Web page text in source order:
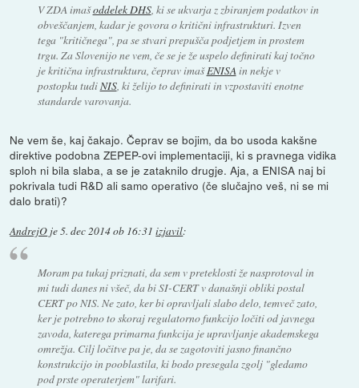
V ZDA imašoddelek DHS, ki se ukvarja z zbiranjem podatkov in
obveščanjem, kadar je govora o kritični infrastrukturi. Izven
tega "kritičnega", pa se stvari prepušča podjetjem in prostem
trgu. Za Slovenijo ne vem, če se je že uspelo definirati kaj točno
je kritična infrastruktura, čeprav imašENISA in nekje v
postopku tudi NIS, ki želijo to definirati in vzpostaviti enotne
standarde varovanja.
Ne vem še, kaj čakajo. Čeprav se bojim, da bo usoda kakšne
direktive podobna ZEPEP-ovi implementaciji, ki s pravnega vidika
sploh ni bila slaba, a se je zataknilo drugje. Aja, a ENISA naj bi
pokrivala tudi R&D ali samo operativo (če slučajno veš, ni se mi
dalo brati)?
AndrejO je5. dec 2014 ob 16:31 izjavil:
Moram pa tukaj priznati, da sem v preteklosti že nasprotoval in
mi tudi danes ni všeč, da bi SI-CERT v današnji obliki postal
CERT po NIS. Ne zato, ker bi opravljali slabo delo, temveč zato,
ker je potrebno to skoraj regulatorno funkcijo ločiti od javnega
zavoda, katerega primarna funkcija je upravljanje akademskega
omrežja. Cilj ločitve pa je, da se zagotoviti jasno finančno
konstrukcijo in pooblastila, ki bodo presegala zgolj "gledamo
pod prste operaterjem" larifari.